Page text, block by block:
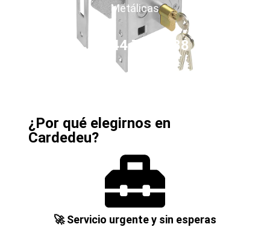
Metálicas
644 71 95 88
¿Por qué elegirnos en
Cardedeu?
🚀 Servicio urgente y sin esperas